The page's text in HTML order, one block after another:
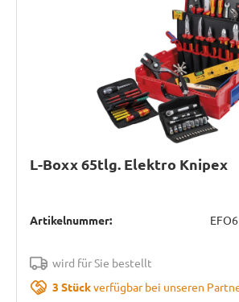
L-Boxx 65tlg. Elektro Knipex
Artikelnummer:
wird für Sie bestellt
3 Stückverfügbar bei unseren